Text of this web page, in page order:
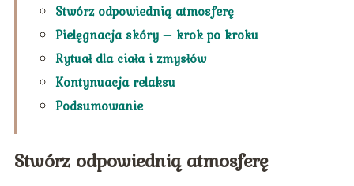
Stwórz odpowiednią atmosferę
Pielęgnacja skóry – krok po kroku
Rytuał dla ciała i zmysłów
Kontynuacja relaksu
Podsumowanie
Stwórz odpowiednią atmosferę